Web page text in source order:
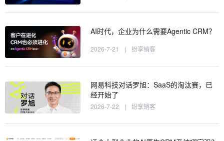
AI时代，企业为什么需要Agentic CRM？
2026-7-21 | 纷享销客
网易科技对话罗旭：SaaS的淘汰赛，已
经开始了
2026-7-22 | 纷享销客